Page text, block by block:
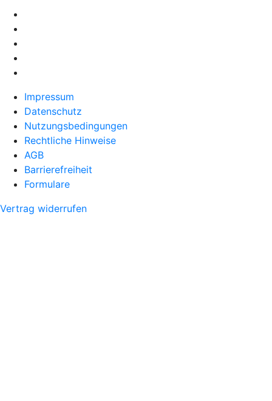
Impressum
Datenschutz
Nutzungsbedingungen
Rechtliche Hinweise
AGB
Barrierefreiheit
Formulare
Vertrag widerrufen